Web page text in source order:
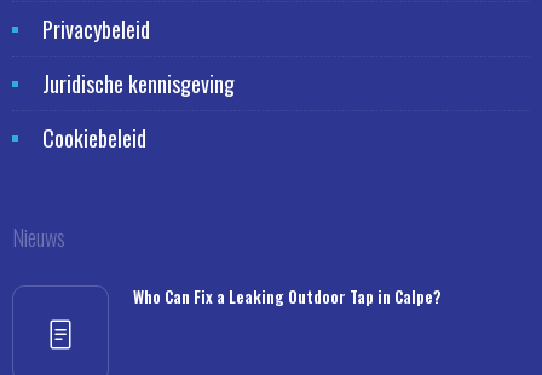
Privacybeleid
Juridische kennisgeving
Cookiebeleid
Nieuws
Who Can Fix a Leaking Outdoor Tap in Calpe?